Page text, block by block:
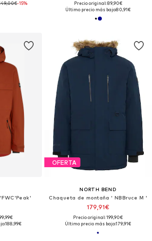
-15%
Precio original: 89,90€
Último precio más bajo:80,91€
188,99€
OFERTA
NORTH BEND
Chaqueta de montaña ' NBBruce M '
179,91€
Precio original: 199,90€
Último precio más bajo:179,91€